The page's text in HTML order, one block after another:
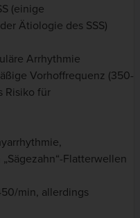
(einige
Ätiologie des SSS)
Arrhythmie
Vorhoffrequenz (350-
Risiko für
Flatterwellen
min, allerdings